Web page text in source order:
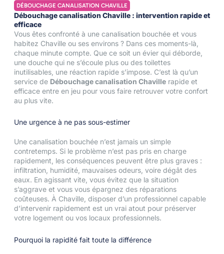
DÉBOUCHAGE CANALISATION CHAVILLE
Débouchage canalisation Chaville : intervention rapide et
efficace
Vous êtes confronté à une canalisation bouchée et vous
habitez Chaville ou ses environs ? Dans ces moments-là,
chaque minute compte. Que ce soit un évier qui déborde,
une douche qui ne s’écoule plus ou des toilettes
inutilisables, une réaction rapide s’impose. C’est là qu’un
service de Débouchage canalisation Chaville rapide et
efficace entre en jeu pour vous faire retrouver votre confort
au plus vite.
Une urgence à ne pas sous-estimer
Une canalisation bouchée n’est jamais un simple
contretemps. Si le problème n’est pas pris en charge
rapidement, les conséquences peuvent être plus graves :
infiltration, humidité, mauvaises odeurs, voire dégât des
eaux. En agissant vite, vous évitez que la situation
s’aggrave et vous vous épargnez des réparations
coûteuses. À Chaville, disposer d’un professionnel capable
d’intervenir rapidement est un vrai atout pour préserver
votre logement ou vos locaux professionnels.
Pourquoi la rapidité fait toute la différence